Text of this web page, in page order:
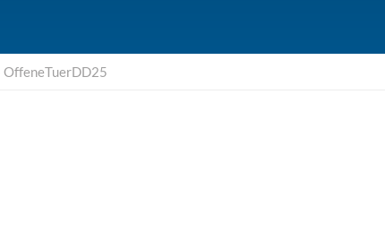
OffeneTuerDD25